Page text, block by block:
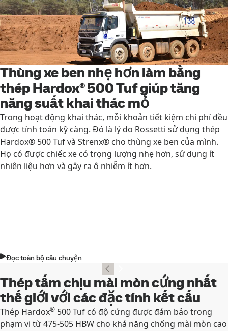
Thùng xe ben nhẹ hơn làm bằng
thép Hardox® 500 Tuf giúp tăng
năng suất khai thác mỏ
Trong hoạt động khai thác, mỗi khoản tiết kiệm chi phí đều
được tính toán kỹ càng. Đó là lý do Rossetti sử dụng thép
Hardox® 500 Tuf và Strenx® cho thùng xe ben của mình.
Họ có được chiếc xe có trọng lượng nhẹ hơn, sử dụng ít
nhiên liệu hơn và gây ra ô nhiễm ít hơn.
Đọc toàn bộ câu chuyện
Thép tấm chịu mài mòn cứng nhất
thế giới với các đặc tính kết cấu
Thép Hardox® 500 Tuf có độ cứng được đảm bảo trong
phạm vi từ 475-505 HBW cho khả năng chống mài mòn cao